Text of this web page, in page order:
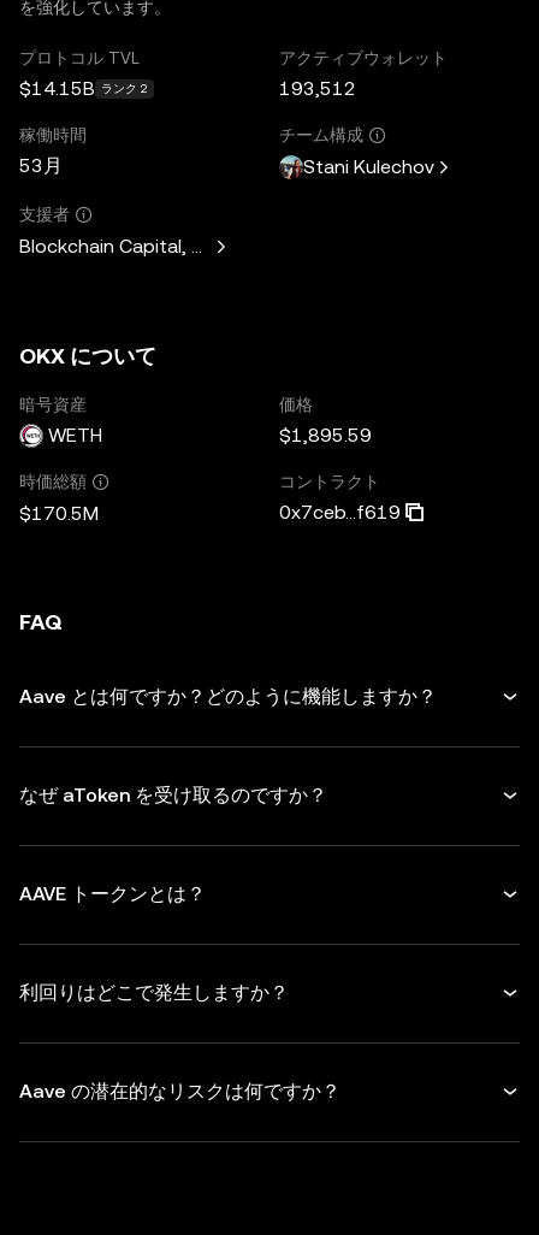
を強化しています。
プロトコル TVL
$14.15B ランク 2
アクティブウォレット
193,512
稼働時間
53月
チーム構成
Stani Kulechov
支援者
Blockchain Capital, Standard Crypto, Blockchain.com
OKX について
暗号資産
WETH
価格
$1,895.59
時価総額
$170.5M
コントラクト
0x7ceb...f619
FAQ
Aave とは何ですか？どのように機能しますか？
なぜ aToken を受け取るのですか？
AAVE トークンとは？
利回りはどこで発生しますか？
Aave の潜在的なリスクは何ですか？